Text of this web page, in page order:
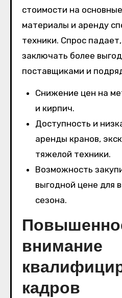
стоимости на
материалы и аренду
техники. Спрос
заключать более
поставщиками и
Снижение цен на
и кирпич.
Доступность и
аренды кранов,
тяжелой техники.
Возможность
выгодной цене для
сезона.
внимание
кадров